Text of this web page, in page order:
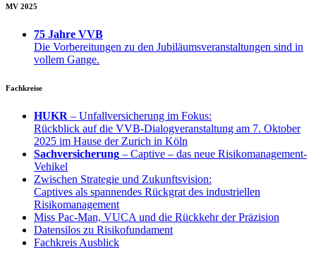
MV 2025
75 Jahre VVB
Die Vorbereitungen zu den Jubiläumsveranstaltungen sind in
vollem Gange.
Fachkreise
HUKR – Unfallversicherung im Fokus:
Rückblick auf die VVB-Dialogveranstaltung am 7. Oktober
2025 im Hause der Zurich in Köln
Sachversicherung – Captive – das neue Risikomanagement-
Vehikel
Zwischen Strategie und Zukunftsvision:
Captives als spannendes Rückgrat des industriellen
Risikomanagement
Miss Pac-Man, VUCA und die Rückkehr der Präzision
Datensilos zu Risikofundament
Fachkreis Ausblick